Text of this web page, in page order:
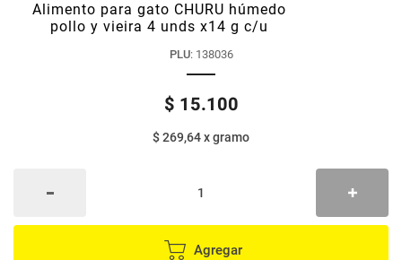
Alimento para gato CHURU húmedo
pollo y vieira 4 unds x14 g c/u
PLU: 138036
$ 15.100
$ 269,64xgramo
Agregar